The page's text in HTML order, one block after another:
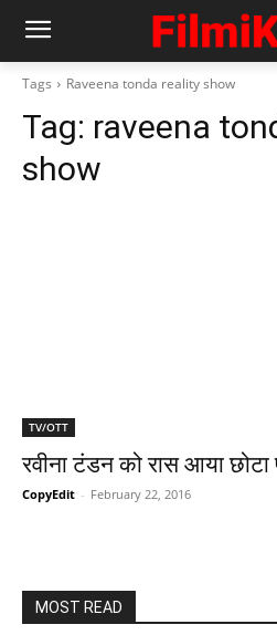
Tags Raveena tonda reality show
Tag: raveena
show
TV/OTT
रवीना टंडन को रास आया छोटा
CopyEdit - February 22, 2016
MOST READ